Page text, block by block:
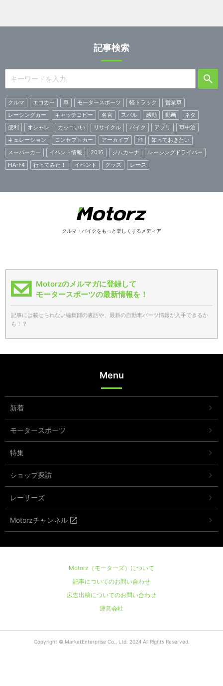
記事検索
クルマ エコカー 車 モータースポーツ 軽トラック
営業車
レーシングカー
キャッチコピー 名言 スバル 感動 動画
ネタ
便利
オシャレ カッコいい リサイクル バイク アプリ
車中泊
キュレーション
コンセプトカー アーカイブ F1
知っておきたい
スーパーカー
イベント情報 2016 ジムカーナ
レーシングドライバー
FIA-F4
行ってみた！ イベント グッズ レース
クルマ・バイクをもっと楽しくするメディア
Motorzのメルマガに登録して
モータースポーツの最新情報を！
記事には載せられない編集部の裏話や、最新の自動車パーツ情報が入手できるか
も！？
Menu
新着
モータースポーツ
特集
ショップ探訪
レーサーズ
Motorzチャンネル
Motorz（モーターズ）について
記事についてのお問い合わせ
広告出稿についてのお問い合わせ
運営会社
Copyright © MarketEnterprise Co., Ltd. 2024 All Rights Reserved.